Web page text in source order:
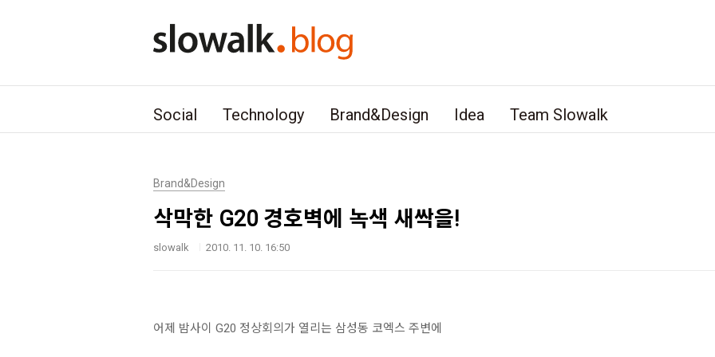
Social Technology Brand&Design Idea Team Slowalk
Brand&Design
삭막한 G20 경호벽에 녹색 새싹을!
slowalk 2010. 11. 10. 16:50
어제 밤사이 G20 정상회의가 열리는 삼성동 코엑스 주변에